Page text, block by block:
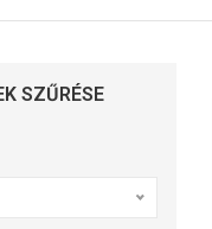
SZŰRÉSE